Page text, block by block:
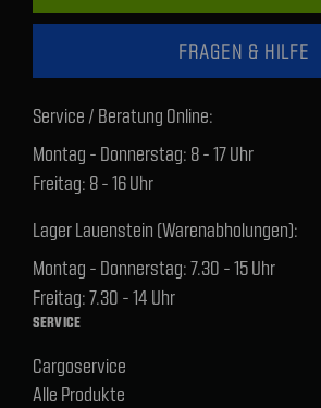
FRAGEN & HILFE
Service / Beratung Online:
Montag - Donnerstag: 8 - 17 Uhr
Freitag: 8 - 16 Uhr
Lager Lauenstein (Warenabholungen):
Montag - Donnerstag: 7.30 - 15 Uhr
Freitag: 7.30 - 14 Uhr
SERVICE
Cargoservice
Alle Produkte